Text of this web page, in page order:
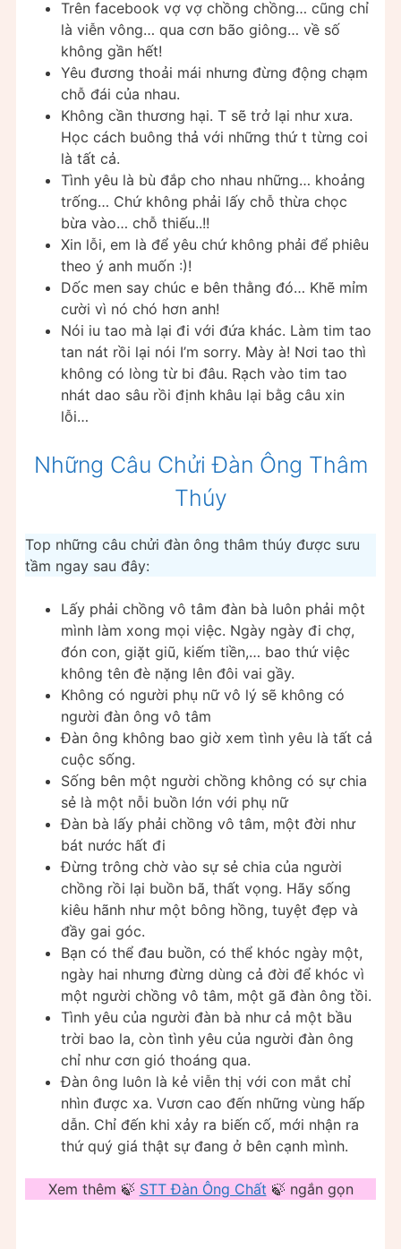
Trên facebook vợ vợ chồng chồng… cũng chỉ
là viễn vông… qua cơn bão giông… về số
không gần hết!
Yêu đương thoải mái nhưng đừng động chạm
chỗ đái của nhau.
Không cần thương hại. T sẽ trở lại như xưa.
Học cách buông thả với những thứ t từng coi
là tất cả.
Tình yêu là bù đắp cho nhau những… khoảng
trống… Chứ không phải lấy chỗ thừa chọc
bừa vào… chỗ thiếu..!!
Xin lỗi, em là để yêu chứ không phải để phiêu
theo ý anh muốn :)!
Dốc men say chúc e bên thằng đó… Khẽ mỉm
cười vì nó chó hơn anh!
Nói iu tao mà lại đi với đứa khác. Làm tim tao
tan nát rồi lại nói I’m sorry. Mày à! Nơi tao thì
không có lòng từ bi đâu. Rạch vào tim tao
nhát dao sâu rồi định khâu lại bằg câu xin
lỗi…
Những Câu Chửi Đàn Ông Thâm
Thúy
Top những câu chửi đàn ông thâm thúy được sưu
tầm ngay sau đây:
Lấy phải chồng vô tâm đàn bà luôn phải một
mình làm xong mọi việc. Ngày ngày đi chợ,
đón con, giặt giũ, kiếm tiền,… bao thứ việc
không tên đè nặng lên đôi vai gầy.
Không có người phụ nữ vô lý sẽ không có
người đàn ông vô tâm
Đàn ông không bao giờ xem tình yêu là tất cả
cuộc sống.
Sống bên một người chồng không có sự chia
sẻ là một nỗi buồn lớn với phụ nữ
Đàn bà lấy phải chồng vô tâm, một đời như
bát nước hất đi
Đừng trông chờ vào sự sẻ chia của người
chồng rồi lại buồn bã, thất vọng. Hãy sống
kiêu hãnh như một bông hồng, tuyệt đẹp và
đầy gai góc.
Bạn có thể đau buồn, có thể khóc ngày một,
ngày hai nhưng đừng dùng cả đời để khóc vì
một người chồng vô tâm, một gã đàn ông tồi.
Tình yêu của người đàn bà như cả một bầu
trời bao la, còn tình yêu của người đàn ông
chỉ như cơn gió thoáng qua.
Đàn ông luôn là kẻ viễn thị với con mắt chỉ
nhìn được xa. Vươn cao đến những vùng hấp
dẫn. Chỉ đến khi xảy ra biến cố, mới nhận ra
thứ quý giá thật sự đang ở bên cạnh mình.
Xem thêm 🍃 STT Đàn Ông Chất 🍃 ngắn gọn